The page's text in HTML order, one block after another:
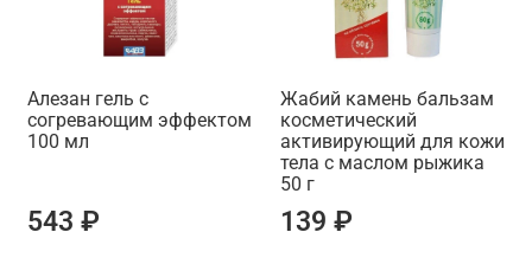
Алезан гель с
согревающим эффектом
100 мл
543 ₽
Жабий камень бальзам
косметический
активирующий для кожи
тела с маслом рыжика
50 г
139 ₽